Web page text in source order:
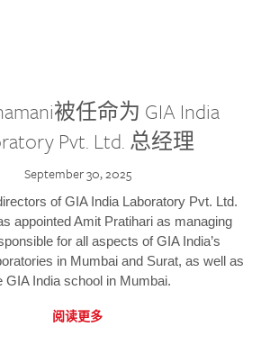
被任命为 GIA India
Pvt. Ltd. 总经理
September 30, 2025
of GIA India Laboratory Pvt. Ltd.
appointed Amit Pratihari as managing
for all aspects of GIA India’s
in Mumbai and Surat, as well as
GIA India school in Mumbai.
阅读更多